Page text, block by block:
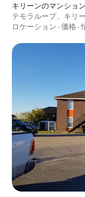
キリーンのマンショ
テモラループ、キリ
ロケーション · 価格 ·